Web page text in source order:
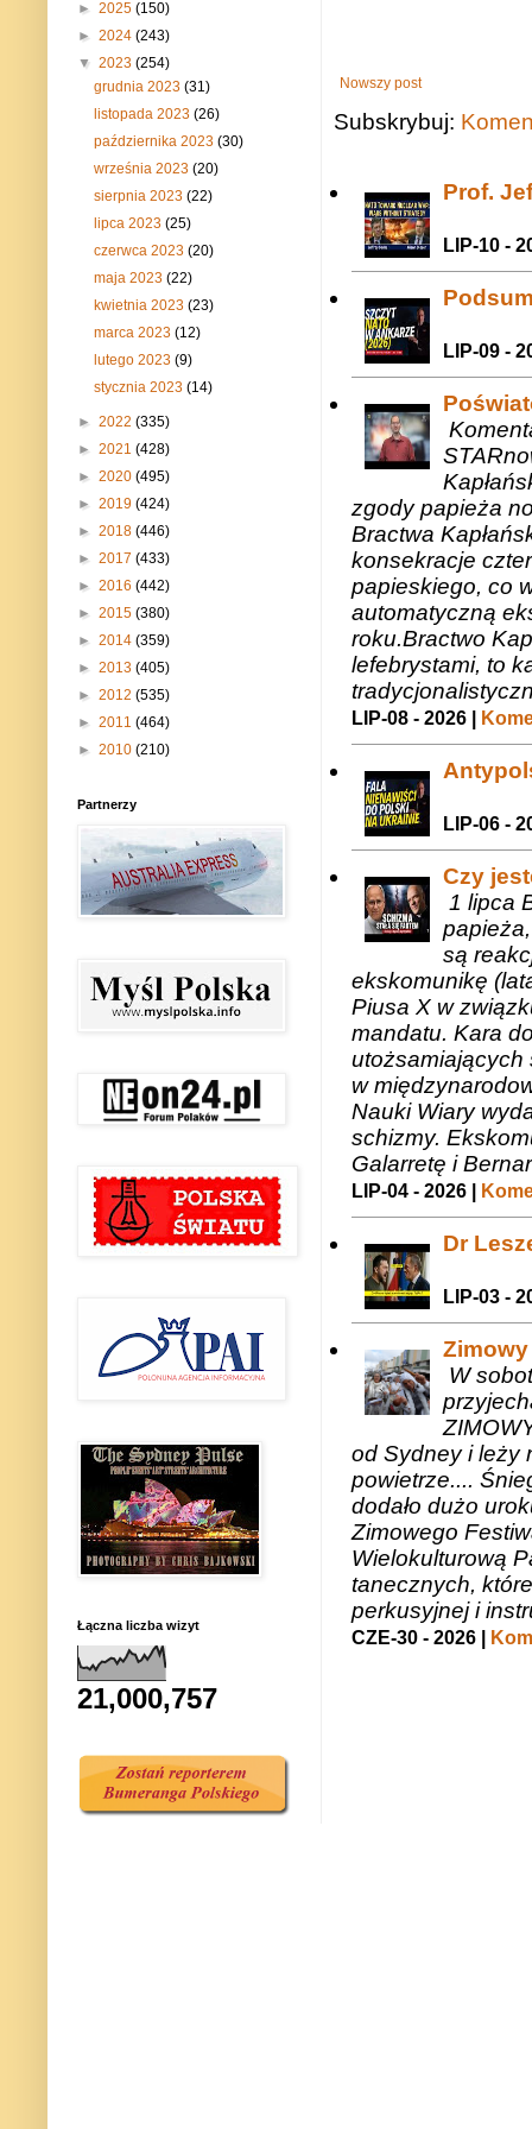
Nowszy post
Subskrybuj:
Prof.
LIP-10 -
LIP-09 -
zgody papieża
Bractwa
konsekracje
papieskiego, co
automatyczną
roku.Bractwo
lefebrystami, to
LIP-08 - 2026 |
LIP-06 -
Czy
1 lipca
są
ekskomunikę
Piusa X w
mandatu. Kara
utożsamiających
w
Nauki Wiary
schizmy.
Galarretę i
LIP-04 - 2026 |
Dr
LIP-03 -
W
od Sydney i leży
powietrze....
dodało dużo
Zimowego
Wielokulturową
tanecznych,
perkusyjnej i
CZE-30 - 2026 |
► 2025 (150)
► 2024 (243)
▼ 2023 (254)
grudnia 2023(31)
listopada 2023(26)
października 2023(30)
września 2023(20)
sierpnia 2023(22)
lipca 2023(25)
czerwca 2023(20)
maja 2023(22)
kwietnia 2023(23)
marca 2023(12)
lutego 2023(9)
stycznia 2023(14)
► 2022 (335)
► 2021 (428)
► 2020 (495)
► 2019 (424)
► 2018 (446)
► 2017 (433)
► 2016 (442)
► 2015 (380)
► 2014 (359)
► 2013 (405)
► 2012 (535)
► 2011 (464)
► 2010 (210)
Partnerzy
Łączna liczba wizyt
21,000,757